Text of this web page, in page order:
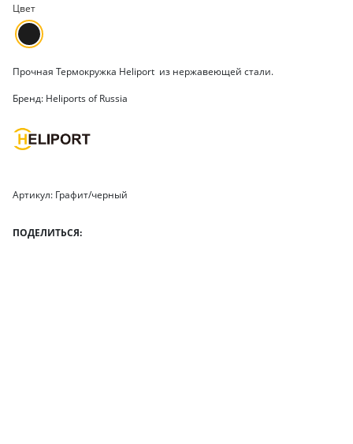
Цвет
Прочная Термокружка Heliport из нержавеющей стали.
Бренд: Heliports of Russia
Артикул: Графит/черный
ПОДЕЛИТЬСЯ: